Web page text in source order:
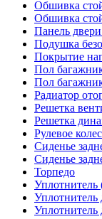
Обшивка
Обшивка
Панель
Подушка
Покрытие
Пол
Пол
Радиатор
Решетка
Решетка
Рулевое
Сиденье
Сиденье
Торпедо
Уплотнитель
Уплотнитель
Уплотнитель